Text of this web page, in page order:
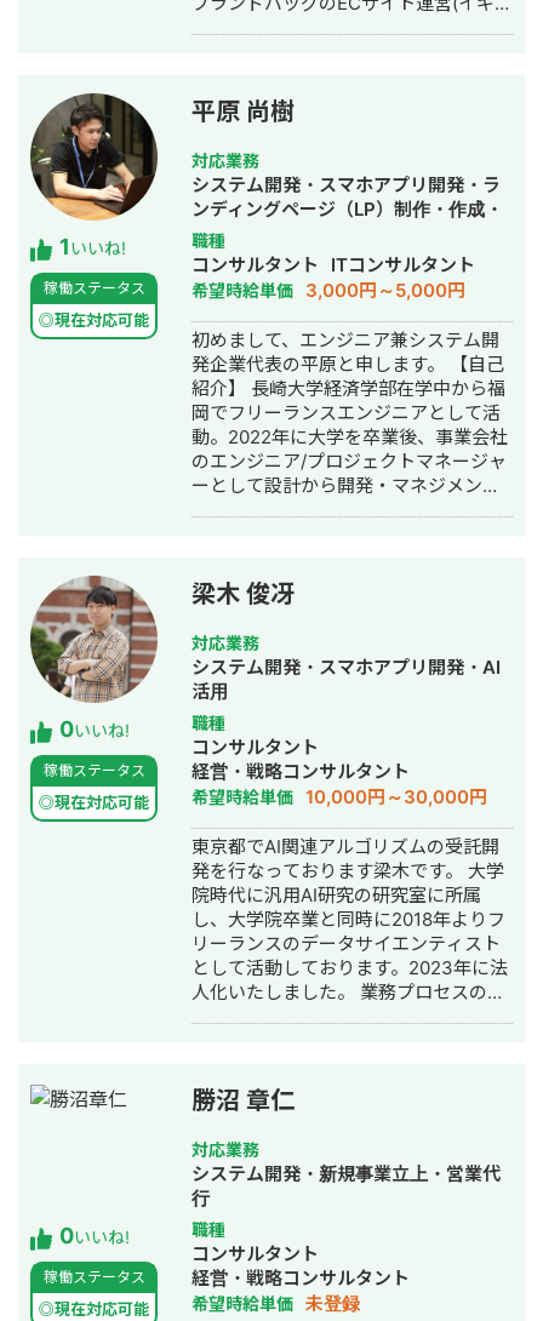
政と連携して地場産業の活性化、地域
再生支援の活動に取り組む。 少子高齢
化による人口減少、国内消費の縮小な
ど地方都市・伝統産業にとって厳しい
状況が続いています。海外進出を全面
的にサポートし成功へと導く事で、地
域経済を再生し後継者問題や人口減少
に歯止めをかけたいと思います。 これ
までの経験より海外展開を成功させる
には３つのセオリーが必要だと気付き
ました。それを「MBP理論」と言う独
自メソッドに落とし込みサポートいた
します。 日本人が苦手とする海外マー
ケティングの方法や、海外企業のブラ
ンディングのノウハウなど、また現地
での販売支援など具体化な方法で成功
へと導きます。
1いいね!
稼働ステータス
◎現在対応可能
平原 尚樹
対応業務
システム開発・スマホアプリ開発・ラ
ンディングページ（LP）制作・作成・
Youtubeチャンネル運営代行・立ち上
げ・ECサイト構築・ネットショップ作
成代行・SEO対策・新規事業立上・
SNS運用代行・キャスティング・記事
作成代行・ライティング・翻訳・事務
代行・ホームページ制作・作成・バナ
ー制作・デザイン・ロゴデザイン・作
成・イラスト制作・リスティング広告
運用代行・オウンドメディア制作・構
築・運用代行・動画制作・動画編集・
漫画制作・作曲・営業代行
職種
コンサルタント ITコンサルタント
希望時給単価 3,000円～5,000円
初めまして、エンジニア兼システム開
発企業代表の平原と申します。 【自己
紹介】 長崎大学経済学部在学中から福
岡でフリーランスエンジニアとして活
動。2022年に大学を卒業後、事業会社
のエンジニア/プロジェクトマネージャ
ーとして設計から開発・マネジメント
つつ、株式会社ProgateでAWSカリキ
ュラムの監修や技術講師として業務委
託で稼働しています。 【対応期間】 日
中のお返事可能です。 【お取引様】 ・
某大手車メーカー様 ・某大手保険会社
様 ・株式会社Progate様 【詳細経歴・
スキルシート】
https://docs.google.com/spreadsheets/
株式会社BlueAI 代表取締役CEO/CTO
平原尚樹 〒105-0004 東京都港区新橋
1-12-9 8F 新橋プレイス（受付7階）
mail n-hirahara@blueai.co.jp HP
https://blueai.co.jp "Your Growth, Our
Mission.Your Best Supporting
Partner"
0いいね!
稼働ステータス
◎現在対応可能
梁木 俊冴
対応業務
システム開発・スマホアプリ開発・AI
活用
職種
コンサルタント
経営・戦略コンサルタント
希望時給単価 10,000円～30,000円
東京都でAI関連アルゴリズムの受託開
発を行なっております梁木です。 大学
院時代に汎用AI研究の研究室に所属
し、大学院卒業と同時に2018年よりフ
リーランスのデータサイエンティスト
として活動しております。2023年に法
人化いたしました。 業務プロセスの自
ド開発、骨折箇所の自動検出アルゴリ
ズム開発等を過去に行ってきました。
全ての案件において、「依頼金額以上
のお客様の将来時間の削減」を目指し
ており、実質的にお客様にとっては利
益になる取引をさせていただきます。
「正直さ」と「速さ」が取り柄のデー
タサイエンティストです。
0いいね!
稼働ステータス
◎現在対応可能
勝沼 章仁
対応業務
システム開発・新規事業立上・営業代
行
職種
コンサルタント
経営・戦略コンサルタント
希望時給単価 未登録